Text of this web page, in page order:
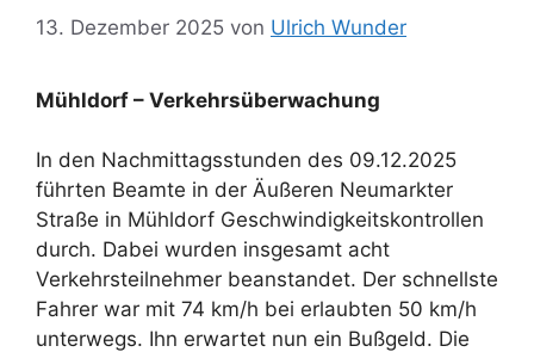
13. Dezember 2025 von Ulrich Wunder
Mühldorf – Verkehrsüberwachung
In den Nachmittagsstunden des 09.12.2025
führten Beamte in der Äußeren Neumarkter
Straße in Mühldorf Geschwindigkeitskontrollen
durch. Dabei wurden insgesamt acht
Verkehrsteilnehmer beanstandet. Der schnellste
Fahrer war mit 74 km/h bei erlaubten 50 km/h
unterwegs. Ihn erwartet nun ein Bußgeld. Die